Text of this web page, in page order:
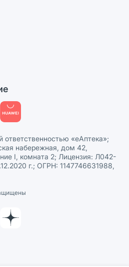
персональных данных
ответственностью «еАптека»;
набережная, дом 42,
I, комната 2; Лицензия: Л042-
г.; ОГРН: 1147746631988,